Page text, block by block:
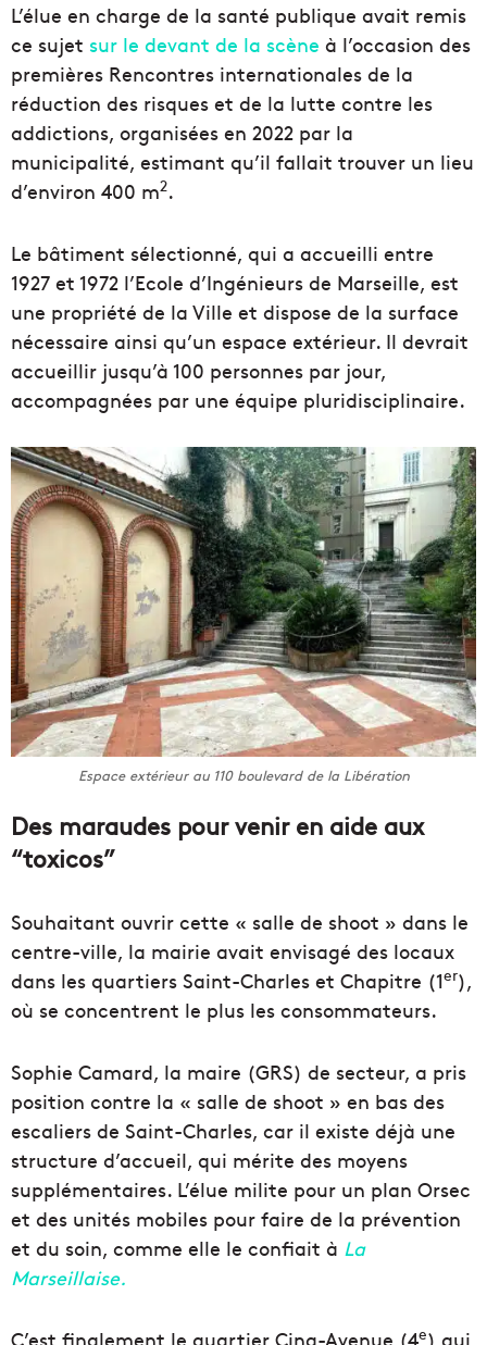
L’élue en charge de la santé publique avait remis
ce sujet sur le devant de la scène à l’occasion des
premières Rencontres internationales de la
réduction des risques et de la lutte contre les
addictions, organisées en 2022 par la
municipalité, estimant qu’il fallait trouver un lieu
d’environ 400 m2.
Le bâtiment sélectionné, qui a accueilli entre
1927 et 1972 l’Ecole d’Ingénieurs de Marseille, est
une propriété de la Ville et dispose de la surface
nécessaire ainsi qu’un espace extérieur. Il devrait
accueillir jusqu’à 100 personnes par jour,
accompagnées par une équipe pluridisciplinaire.
Espace extérieur au 110 boulevard de la Libération
Des maraudes pour venir en aide aux
“toxicos”
Souhaitant ouvrir cette « salle de shoot » dans le
centre-ville, la mairie avait envisagé des locaux
dans les quartiers Saint-Charles et Chapitre (1er),
où se concentrent le plus les consommateurs.
Sophie Camard, la maire (GRS) de secteur, a pris
position contre la « salle de shoot » en bas des
escaliers de Saint-Charles, car il existe déjà une
structure d’accueil, qui mérite des moyens
supplémentaires. L’élue milite pour un plan Orsec
et des unités mobiles pour faire de la prévention
et du soin, comme elle le confiait à La
Marseillaise.
C’est finalement le quartier Cinq-Avenue (4e) qui